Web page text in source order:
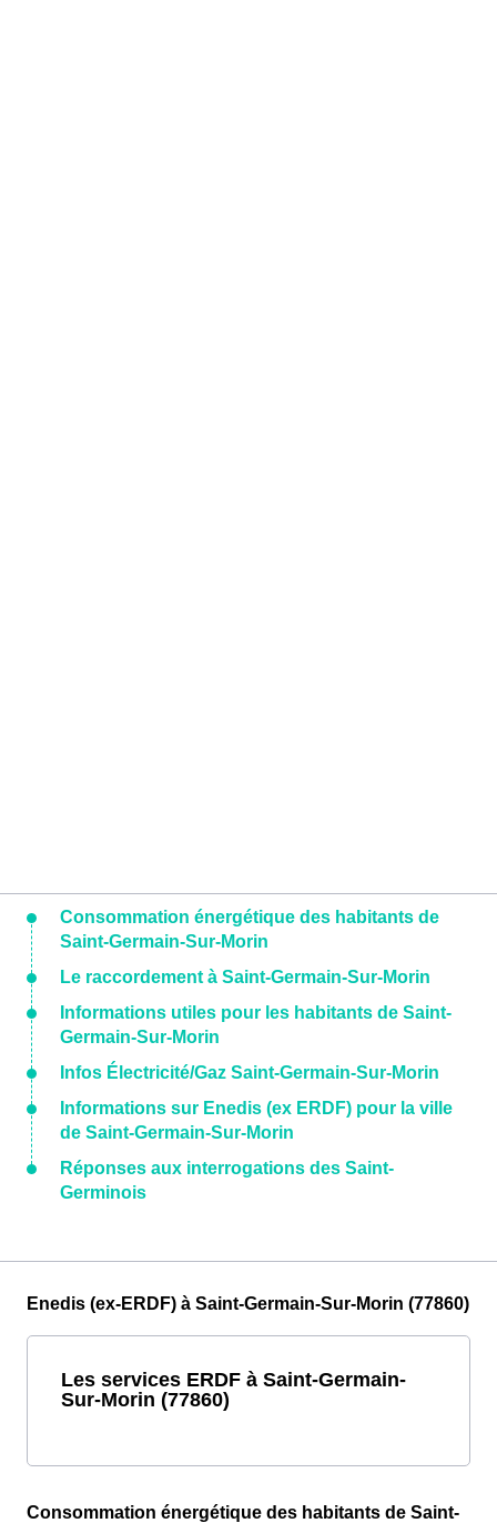
Consommation énergétique des habitants de
Saint-Germain-Sur-Morin
Le raccordement à Saint-Germain-Sur-Morin
Informations utiles pour les habitants de Saint-
Germain-Sur-Morin
Infos Électricité/Gaz Saint-Germain-Sur-Morin
Informations sur Enedis (ex ERDF) pour la ville
de Saint-Germain-Sur-Morin
Réponses aux interrogations des Saint-
Germinois
Enedis (ex-ERDF) à Saint-Germain-Sur-Morin (77860)
Les services ERDF à Saint-Germain-
Sur-Morin (77860)
Consommation énergétique des habitants de Saint-